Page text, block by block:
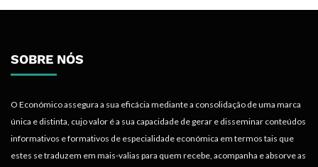
SOBRE NÓS
O Económico assegura a sua eficácia mediante a consolidação de uma marca
única e distinta, cujo valor é a sua capacidade de gerar e disseminar conteúdos
informativos e formativos de especialidade económica em termos tais que
estes se traduzem em mais-valias para quem recebe, acompanha e absorve as